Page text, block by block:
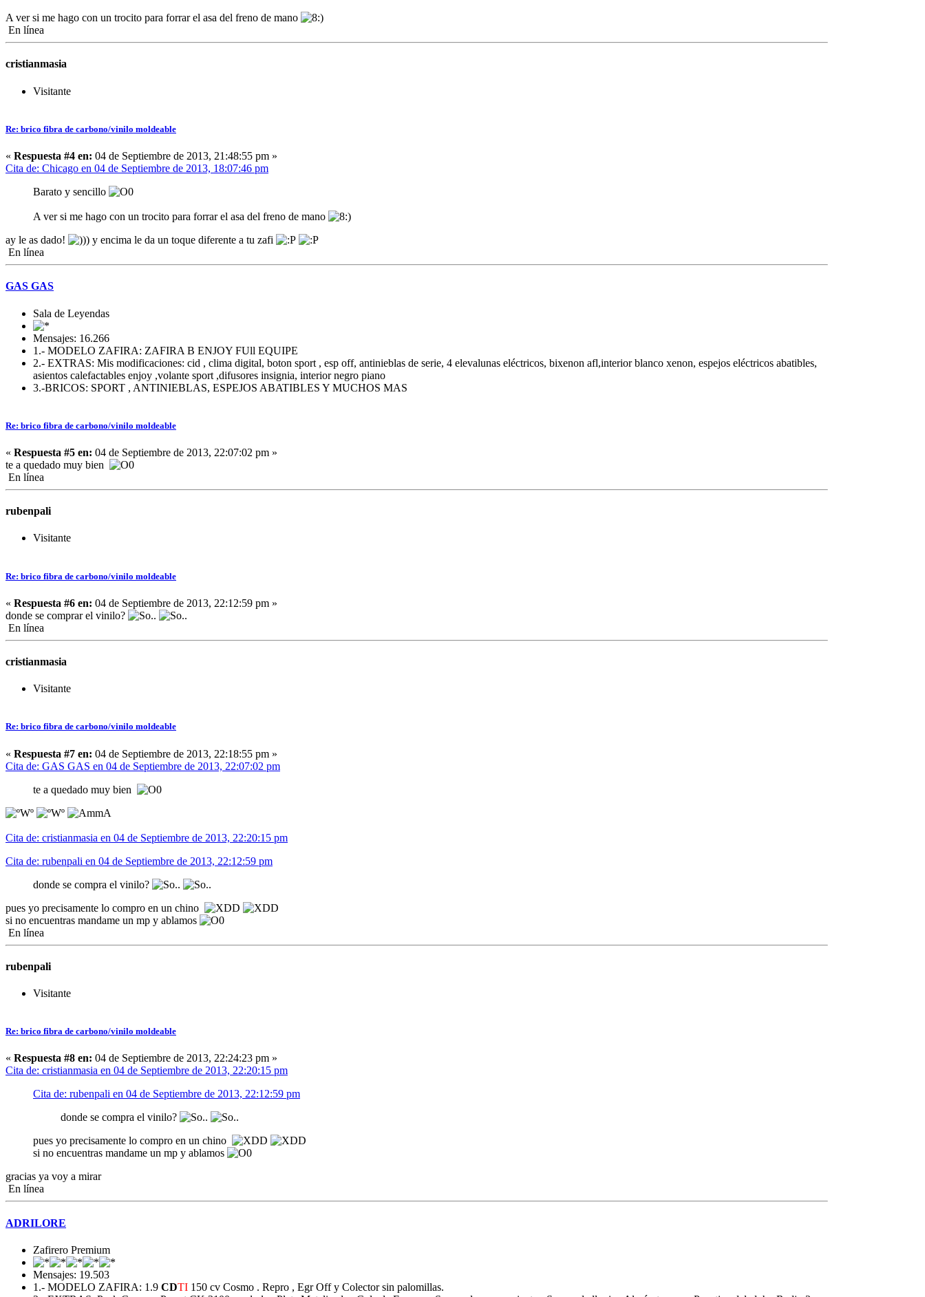
A ver si me hago con un trocito para forrar el asa del freno de mano
En línea
cristianmasia
Visitante
Re: brico fibra de carbono/vinilo moldeable
« Respuesta #4 en: 04 de Septiembre de 2013, 21:48:55 pm »
Cita de: Chicago en 04 de Septiembre de 2013, 18:07:46 pm
Barato y sencillo
A ver si me hago con un trocito para forrar el asa del freno de mano
ay le as dado!
y encima le da un toque diferente a tu zafi
En línea
GAS GAS
Sala de Leyendas
Mensajes: 16.266
1.- MODELO ZAFIRA: ZAFIRA B ENJOY FUll EQUIPE
2.- EXTRAS: Mis modificaciones: cid , clima digital, boton sport , esp off, antinieblas de serie, 4 elevalunas eléctricos, bixenon afl,interior blanco xenon, espejos eléctricos abatibles,
asientos calefactables enjoy ,volante sport ,difusores insignia, interior negro piano
3.-BRICOS: SPORT , ANTINIEBLAS, ESPEJOS ABATIBLES Y MUCHOS MAS
Re: brico fibra de carbono/vinilo moldeable
« Respuesta #5 en: 04 de Septiembre de 2013, 22:07:02 pm »
te a quedado muy bien
En línea
rubenpali
Visitante
Re: brico fibra de carbono/vinilo moldeable
« Respuesta #6 en: 04 de Septiembre de 2013, 22:12:59 pm »
donde se comprar el vinilo?
En línea
cristianmasia
Visitante
Re: brico fibra de carbono/vinilo moldeable
« Respuesta #7 en: 04 de Septiembre de 2013, 22:18:55 pm »
Cita de: GAS GAS en 04 de Septiembre de 2013, 22:07:02 pm
te a quedado muy bien
Cita de: cristianmasia en 04 de Septiembre de 2013, 22:20:15 pm
Cita de: rubenpali en 04 de Septiembre de 2013, 22:12:59 pm
donde se compra el vinilo?
pues yo precisamente lo compro en un chino
si no encuentras mandame un mp y ablamos
En línea
rubenpali
Visitante
Re: brico fibra de carbono/vinilo moldeable
« Respuesta #8 en: 04 de Septiembre de 2013, 22:24:23 pm »
Cita de: cristianmasia en 04 de Septiembre de 2013, 22:20:15 pm
Cita de: rubenpali en 04 de Septiembre de 2013, 22:12:59 pm
donde se compra el vinilo?
pues yo precisamente lo compro en un chino
si no encuentras mandame un mp y ablamos
gracias ya voy a mirar
En línea
ADRILORE
Zafirero Premium
Mensajes: 19.503
1.- MODELO ZAFIRA: 1.9 CDTI 150 cv Cosmo . Repro , Egr Off y Colector sin palomillas.